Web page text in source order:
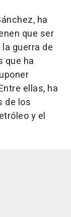
ha
que ser
guerra de
que ha
ellas, ha
de los
y el